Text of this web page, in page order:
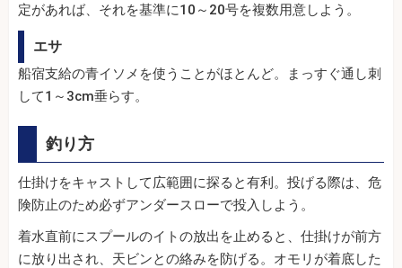
定があれば、それを基準に10～20号を複数用意しよう。
エサ
船宿支給の青イソメを使うことがほとんど。まっすぐ通し刺
して1～3cm垂らす。
釣り方
仕掛けをキャストして広範囲に探ると有利。投げる際は、危
険防止のため必ずアンダースローで投入しよう。
着水直前にスプールのイトの放出を止めると、仕掛けが前方
に放り出され、天ビンとの絡みを防げる。オモリが着底した